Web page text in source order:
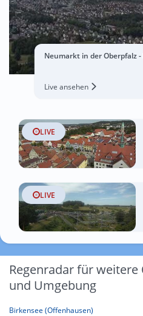
Neumarkt in der Oberpfalz
Live ansehen
LIVE
LIVE
Regenradar für
und Umgebung
Birkensee (Offenhausen)